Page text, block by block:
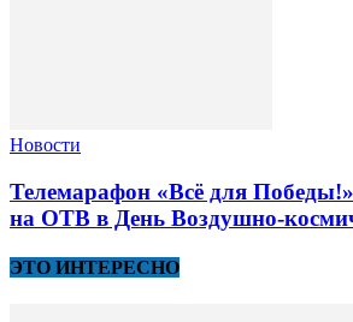
Новости
Телемарафон «Всё для
на ОТВ в День Воздушно-
ЭТО ИНТЕРЕСНО